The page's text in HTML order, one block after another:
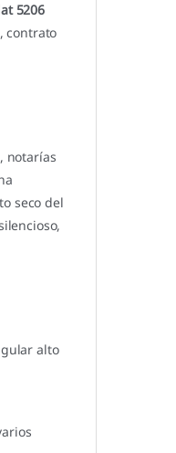
5206
contrato
notarías
seco del
alto